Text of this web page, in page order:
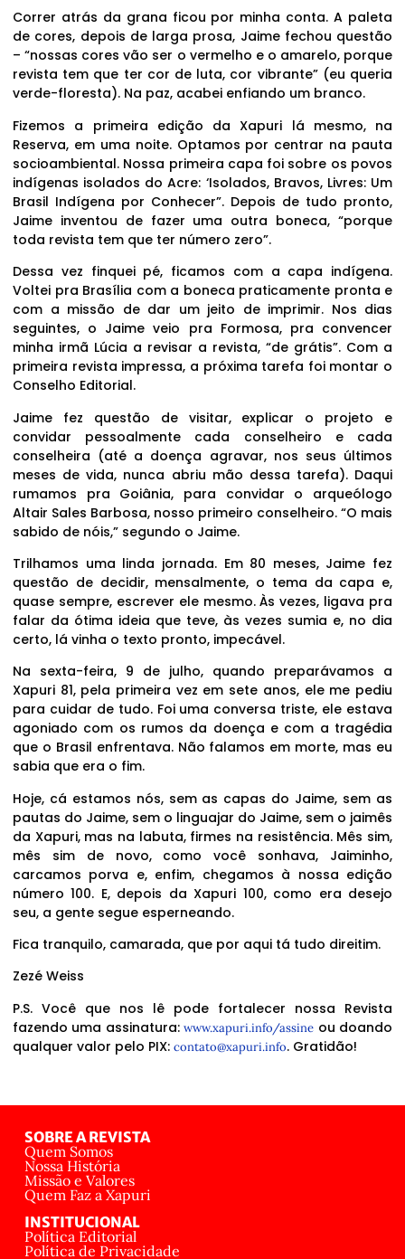
Correr atrás da grana ficou por minha conta. A paleta
de cores, depois de larga prosa, Jaime fechou questão
– “nossas cores vão ser o vermelho e o amarelo, porque
revista tem que ter cor de luta, cor vibrante” (eu queria
verde-floresta). Na paz, acabei enfiando um branco.
Fizemos a primeira edição da Xapuri lá mesmo, na
Reserva, em uma noite. Optamos por centrar na pauta
socioambiental. Nossa primeira capa foi sobre os povos
indígenas isolados do Acre: ‘Isolados, Bravos, Livres: Um
Brasil Indígena por Conhecer”. Depois de tudo pronto,
Jaime inventou de fazer uma outra boneca, “porque
toda revista tem que ter número zero”.
Dessa vez finquei pé, ficamos com a capa indígena.
Voltei pra Brasília com a boneca praticamente pronta e
com a missão de dar um jeito de imprimir. Nos dias
seguintes, o Jaime veio pra Formosa, pra convencer
minha irmã Lúcia a revisar a revista, “de grátis”. Com a
primeira revista impressa, a próxima tarefa foi montar o
Conselho Editorial.
Jaime fez questão de visitar, explicar o projeto e
convidar pessoalmente cada conselheiro e cada
conselheira (até a doença agravar, nos seus últimos
meses de vida, nunca abriu mão dessa tarefa). Daqui
rumamos pra Goiânia, para convidar o arqueólogo
Altair Sales Barbosa, nosso primeiro conselheiro. “O mais
sabido de nóis,” segundo o Jaime.
Trilhamos uma linda jornada. Em 80 meses, Jaime fez
questão de decidir, mensalmente, o tema da capa e,
quase sempre, escrever ele mesmo. Às vezes, ligava pra
falar da ótima ideia que teve, às vezes sumia e, no dia
certo, lá vinha o texto pronto, impecável.
Na sexta-feira, 9 de julho, quando preparávamos a
Xapuri 81, pela primeira vez em sete anos, ele me pediu
para cuidar de tudo. Foi uma conversa triste, ele estava
agoniado com os rumos da doença e com a tragédia
que o Brasil enfrentava. Não falamos em morte, mas eu
sabia que era o fim.
Hoje, cá estamos nós, sem as capas do Jaime, sem as
pautas do Jaime, sem o linguajar do Jaime, sem o jaimês
da Xapuri, mas na labuta, firmes na resistência. Mês sim,
mês sim de novo, como você sonhava, Jaiminho,
carcamos porva e, enfim, chegamos à nossa edição
número 100. E, depois da Xapuri 100, como era desejo
seu, a gente segue esperneando.
Fica tranquilo, camarada, que por aqui tá tudo direitim.
Zezé Weiss
P.S. Você que nos lê pode fortalecer nossa Revista
fazendo uma assinatura:www.xapuri.info/assine ou doando
qualquer valor pelo PIX: contato@xapuri.info. Gratidão!
SOBRE A REVISTA
Quem Somos
Nossa História
Missão e Valores
Quem Faz a Xapuri
INSTITUCIONAL
Política Editorial
Política de Privacidade